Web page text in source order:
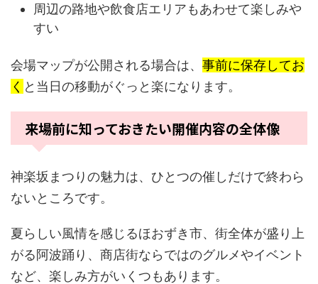
周辺の路地や飲食店エリアもあわせて楽しみや
すい
会場マップが公開される場合は、 事前に保存してお
く と当日の移動がぐっと楽になります。
来場前に知っておきたい開催内容の全体像
神楽坂まつりの魅力は、ひとつの催しだけで終わら
ないところです。
夏らしい風情を感じるほおずき市、街全体が盛り上
がる阿波踊り、商店街ならではのグルメやイベント
など、楽しみ方がいくつもあります。